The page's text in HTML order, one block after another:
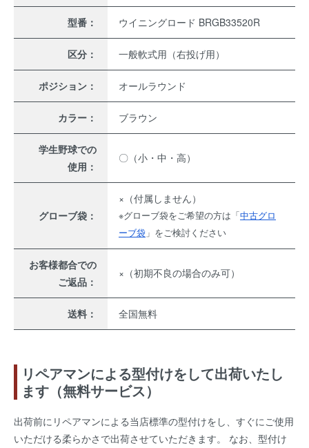
型番： ウイニングロード BRGB33520R
区分： 一般軟式用（右投げ用）
ポジション： オールラウンド
カラー： ブラウン
学生野球での
使用：
〇（小・中・高）
グローブ袋：
×（付属しません）
※グローブ袋をご希望の方は「中古グロ
ーブ袋 」をご検討ください
お客様都合での
ご返品：
×（初期不良の場合のみ可）
送料： 全国無料
リペアマンによる型付けをして出荷いたし
ます（無料サービス）
出荷前にリペアマンによる当店標準の型付けをし、すぐにご使用
いただける柔らかさで出荷させていただきます。 なお、型付け